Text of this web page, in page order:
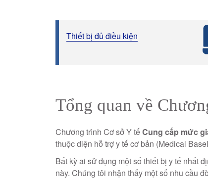
Thiết bị đủ điều kiện
Tổng quan về
Chương trình Cơ sở Y tếCung cấp mức
thuộc diện hỗ trợ y tế cơ bản (Medical
Bất kỳ ai sử dụng một số thiết bị y tế nhất
này. Chúng tôi nhận thấy một số nhu cầu